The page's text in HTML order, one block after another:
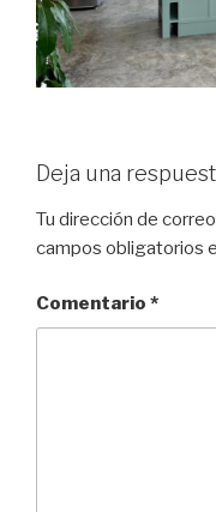
Deja una
Tu dirección de
campos obligatorios
Comentario *